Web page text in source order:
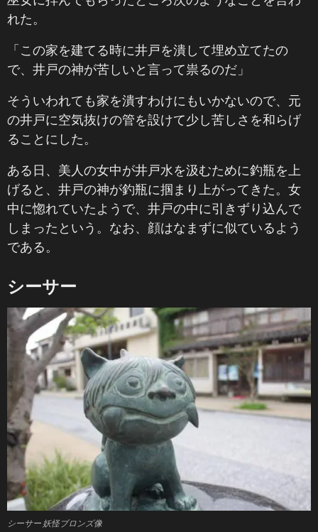
れた。
「この家を建てる時に井戸を潰して埋め立てたの
で、井戸の神が苦しいと言って祟るのだ」
そういわれても家を潰すわけにもいかないので、元
の井戸に空気抜けの管を設けて少し苦しさを和らげ
ることにした。
ある日、美人の女中が井戸水を汲むために釣瓶を上
げると、井戸の神が釣瓶に掴まり上がってきた。女
中に惚れていたようで、井戸の中に引きずり込んで
しまったという。なお、顔はなまずに似ているよう
である。
シーサー
シーサー 妖怪ブロンズ像